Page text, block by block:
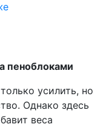
пеноблоками
усилить, но
Однако здесь
веса